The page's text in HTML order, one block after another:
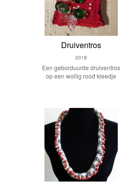
Druiventros
2018
Een geborduurde druiventros
op een wollig rood kleedje